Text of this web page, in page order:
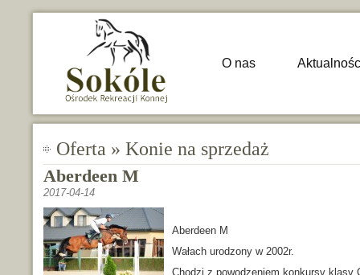
O nas
Oferta » Konie na sprzedaż
Aberdeen M
2017-04-14
Aberdeen M
Wałach urodzony w 2002r.
Chodzi z powodzeniem konkursy klasy